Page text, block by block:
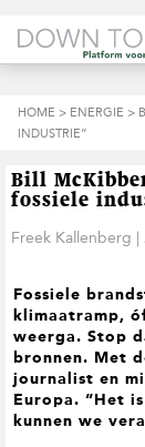
p
r
n
a
a
d
o
o
f
d
n
a
v
o
o
n
r
d
h
f
d
i
n
h
o
u
p
r
n
a
a
d
o
e
t
t
e
k
s
HOME > ENERGIE >
INDUSTRIE”
Bill
fossiele
Freek Kallenberg |
Fossiele
klimaatramp,
weerga. Stop
bronnen. Met
journalist en
Europa. “Het
kunnen we